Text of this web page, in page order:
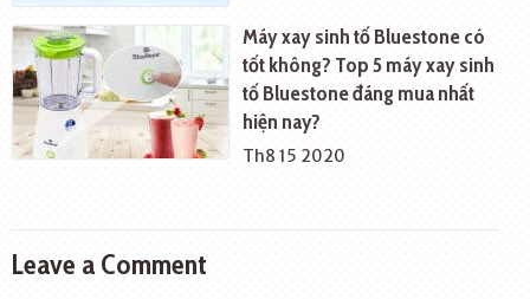
Máy xay sinh tố Bluestone có
tốt không? Top 5 máy xay sinh
tố Bluestone đáng mua nhất
hiện nay?
Th8 15 2020
Leave a Comment